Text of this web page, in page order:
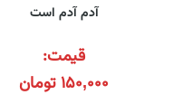
آدم آدم است
قیمت:
150,000تومان